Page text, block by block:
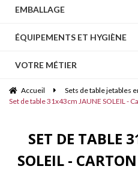
EMBALLAGE
ÉQUIPEMENTS ET HYGIÈNE
VOTRE MÉTIER
Accueil
Sets de table jetables
Set de table 31x43cm JAUNE SOLEIL -
SET DE TABLE
SOLEIL -